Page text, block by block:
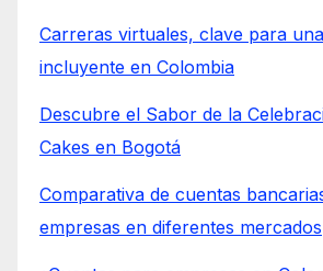
Carreras virtuales, clave para
incluyente en Colombia
Descubre el Sabor de la
Cakes en Bogotá
Comparativa de cuentas
empresas en diferentes mercados